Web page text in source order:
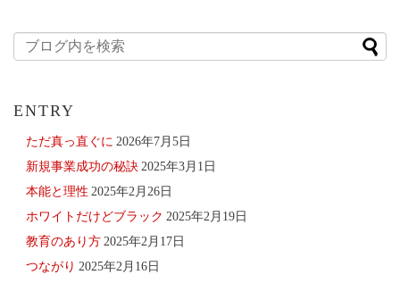
ENTRY
ただ真っ直ぐに 2026年7月5日
新規事業成功の秘訣 2025年3月1日
本能と理性 2025年2月26日
ホワイトだけどブラック 2025年2月19日
教育のあり方 2025年2月17日
つながり 2025年2月16日